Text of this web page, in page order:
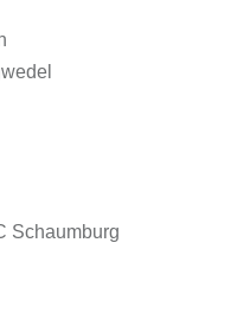
Schaumburg